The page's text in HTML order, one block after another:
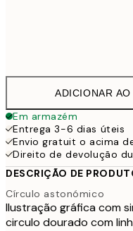
ADICIONAR
Em armazém
Entrega 3-6 dias úteis
Envio gratuit o acima
Direito de devolução
DESCRIÇÃO DE
Círculo astonómico
Ilustração gráfica com
circulo dourado com